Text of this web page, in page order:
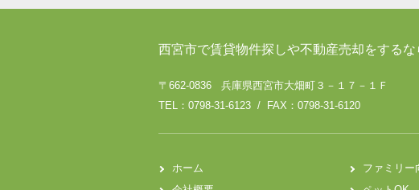
西宮市で賃貸物件探しや不動産売却をする
〒662-0836 兵庫県西宮市大畑町３－１７－１Ｆ
TEL：0798-31-6123 / FAX：0798-31-6120
ホーム
ファミリー